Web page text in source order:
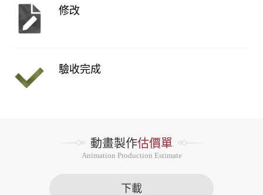
修改
驗收完成
動畫製作估價單
Animation Production Estimate
下載